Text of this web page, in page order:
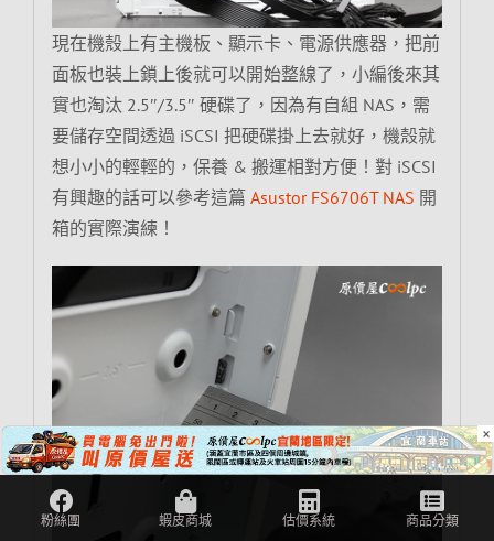
現在機殼上有主機板、顯示卡、電源供應器，把前
面板也裝上鎖上後就可以開始整線了，小編後來其
實也淘汰 2.5″/3.5″ 硬碟了，因為有自組 NAS，需
要儲存空間透過 iSCSI 把硬碟掛上去就好，機殼就
想小小的輕輕的，保養 & 搬運相對方便！對 iSCSI
有興趣的話可以參考這篇 Asustor FS6706T NAS 開
箱的實際演練！
×